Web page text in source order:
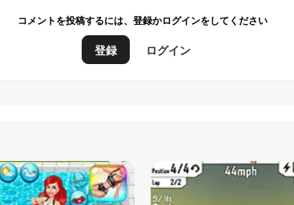
コメントを投稿するには、登録かログインをしてください
登録 ログイン